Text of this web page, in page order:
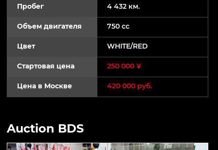
Пробег 4 432 км.
Объем двигателя 750 cc
Цвет WHITE/RED
Стартовая цена 250 000 ¥
Цена в Москве 420 000 руб.
Auction BDS